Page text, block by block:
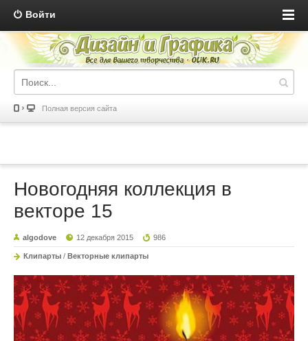
Войти
Полная версия сайта
Новогодняя коллекция в
векторе 15
algodove 12 декабря 2015 986
Клипарты / Векторные клипарты